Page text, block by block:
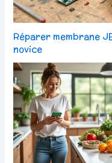
Réparer membrane
novice